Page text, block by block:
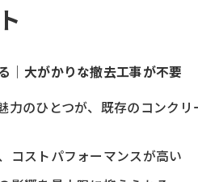
｜大がかりな撤去工事が不要
力のひとつが、既存のコンク
コストパフォーマンスが高い